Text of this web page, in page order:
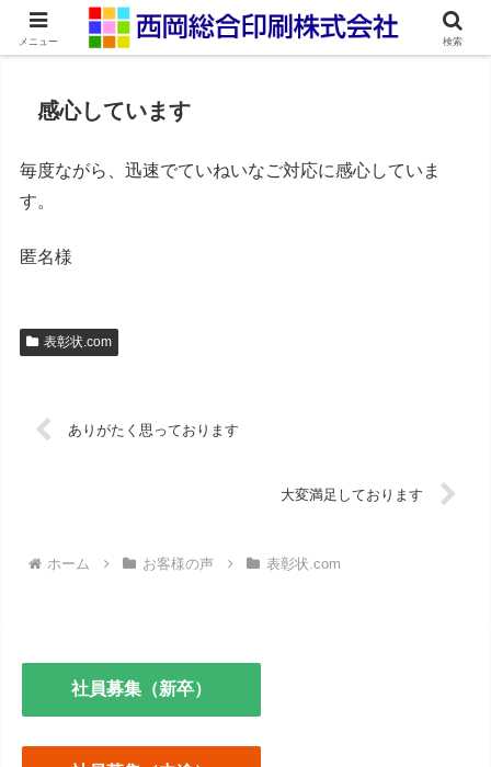
ネット印刷通販・オンデマンド印刷
感心しています
毎度ながら、迅速でていねいなご対応に感心していま
す。
匿名様
表彰状.com
ありがたく思っております
大変満足しております
ホーム お客様の声 表彰状.com
社員募集（新卒）
メニュー 検索